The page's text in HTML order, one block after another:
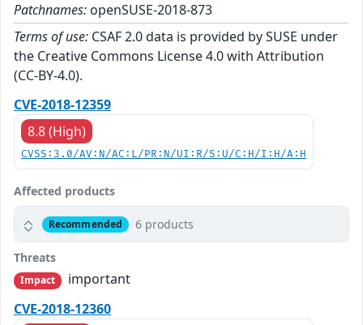
Patchnames: openSUSE-2018-873
Terms of use: CSAF 2.0 data is provided by SUSE under
the Creative Commons License 4.0 with Attribution
(CC-BY-4.0).
CVE-2018-12359
8.8 (High)
CVSS:3.0/AV:N/AC:L/PR:N/UI:R/S:U/C:H/I:H/A:H
Affected products
Recommended 6 products
Threats
Impact
important
CVE-2018-12360